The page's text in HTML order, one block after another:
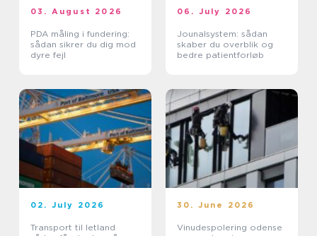
03. August 2026
PDA måling i fundering:
sådan sikrer du dig mod
dyre fejl
06. July 2026
Jounalsystem: sådan
skaber du overblik og
bedre patientforløb
02. July 2026
Transport til letland
30. June 2026
Vinudespolering odense